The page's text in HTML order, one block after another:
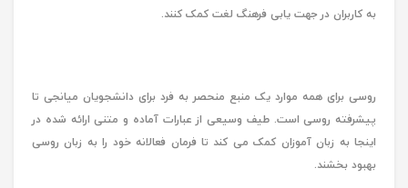
به کاربران در جهت یابی فرهنگ لغت کمک کنند.
روسی برای همه موارد یک منبع منحصر به فرد برای دانشجویان میانجی تا
پیشرفته روسی است. طیف وسیعی از عبارات آماده و متنی ارائه شده در
اینجا به زبان آموزان کمک می کند تا فرمان فعالانه خود را به زبان روسی
بهبود بخشند.